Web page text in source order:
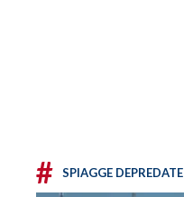
# SPIAGGE DEPREDATE